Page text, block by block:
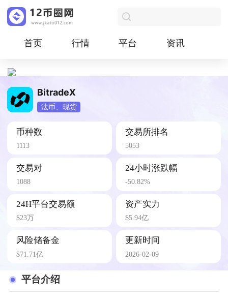
首页 行情 平台 资讯
BitradeX
法币、现货
币种数
1113
交易所排名
5053
交易对
1088
24小时涨跌幅
-50.82%
24H平台交易额
$23万
资产实力
$5.94亿
风险储备金
$71.71亿
更新时间
2026-02-09
平台介绍